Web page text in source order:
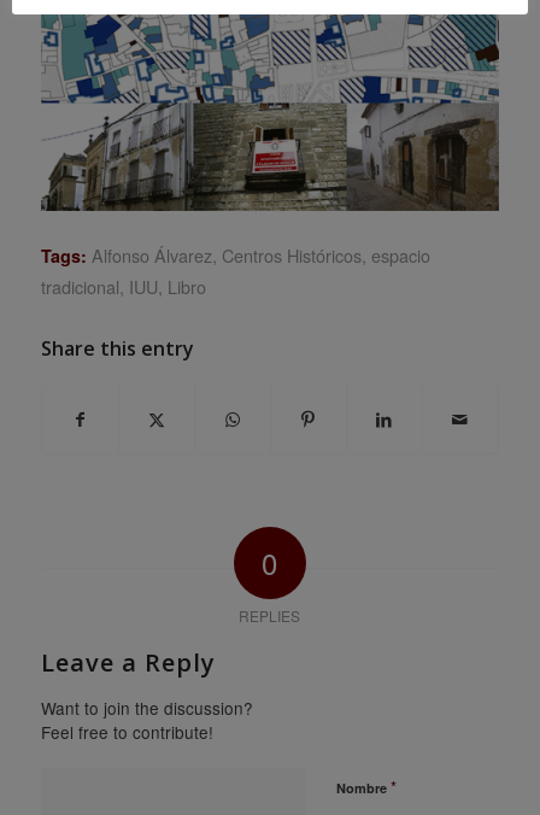
Tags: Alfonso Álvarez Centros Históricos, espacio
tradicional IUU Libro
Share this entry
0
REPLIES
Leave a Reply
Want to join the discussion?
Feel free to contribute!
Nombre *